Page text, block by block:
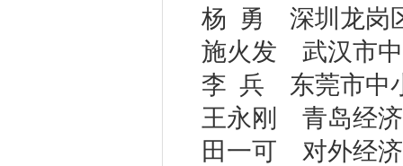
杨 勇 深圳龙岗
施火发 武汉市中
李 兵 东莞市中
王永刚 青岛经济
田一可 对外经济